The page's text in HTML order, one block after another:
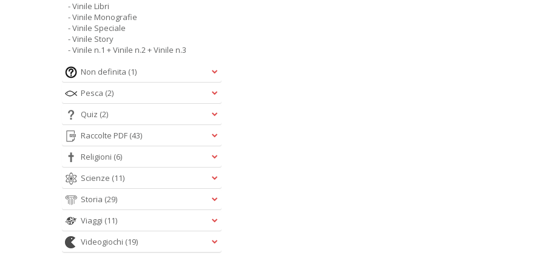
- Vinile Libri
- Vinile Monografie
- Vinile Speciale
- Vinile Story
- Vinile n.1 + Vinile n.2 + Vinile n.3
Non definita (1)
Pesca (2)
Quiz (2)
Raccolte PDF (43)
Religioni (6)
Scienze (11)
Storia (29)
Viaggi (11)
Videogiochi (19)